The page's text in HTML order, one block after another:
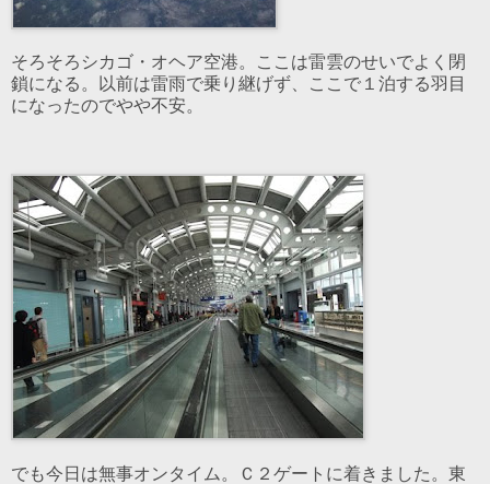
そろそろシカゴ・オヘア空港。ここは雷雲のせいでよく閉
鎖になる。以前は雷雨で乗り継げず、ここで１泊する羽目
になったのでやや不安。
でも今日は無事オンタイム。Ｃ２ゲートに着きました。東